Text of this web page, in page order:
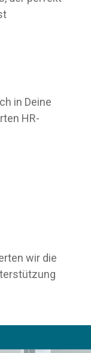
in Deine
HR-
wir die